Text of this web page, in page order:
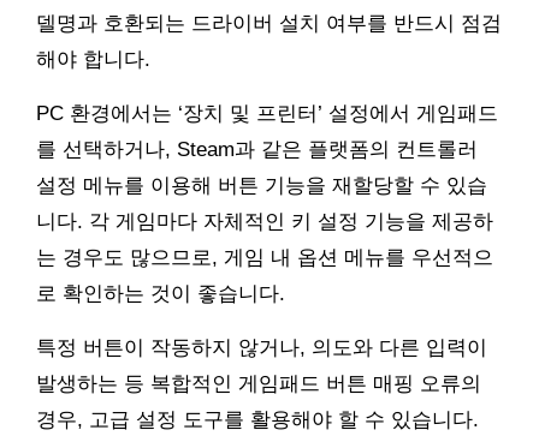
델명과 호환되는 드라이버 설치 여부를 반드시 점검
해야 합니다.
PC 환경에서는 ‘장치 및 프린터’ 설정에서 게임패드
를 선택하거나, Steam과 같은 플랫폼의 컨트롤러
설정 메뉴를 이용해 버튼 기능을 재할당할 수 있습
니다. 각 게임마다 자체적인 키 설정 기능을 제공하
는 경우도 많으므로, 게임 내 옵션 메뉴를 우선적으
로 확인하는 것이 좋습니다.
특정 버튼이 작동하지 않거나, 의도와 다른 입력이
발생하는 등 복합적인 게임패드 버튼 매핑 오류의
경우, 고급 설정 도구를 활용해야 할 수 있습니다.